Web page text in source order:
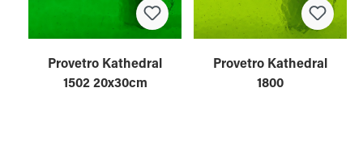
Provetro Kathedral
1502 20x30cm
Provetro Kathedral
1800